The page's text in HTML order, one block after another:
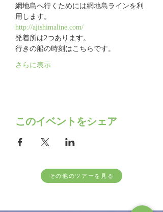
網地島へ行くためには網地島ラインを利
用します。
http://ajishimaline.com/
発着所は2つあります。
行きの船の時刻はこちらです。
さらに表示
このイベントをシェア
その他のツアーを見る